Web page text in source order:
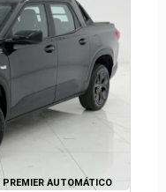
AUTOMÁTICO